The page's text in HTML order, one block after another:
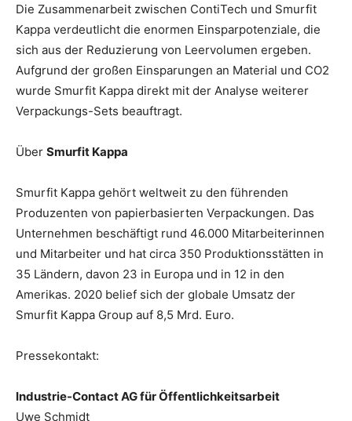
Die Zusammenarbeit zwischen ContiTech und Smurfit
Kappa verdeutlicht die enormen Einsparpotenziale, die
sich aus der Reduzierung von Leervolumen ergeben.
Aufgrund der großen Einsparungen an Material und CO2
wurde Smurfit Kappa direkt mit der Analyse weiterer
Verpackungs-Sets beauftragt.
Über Smurfit Kappa
Smurfit Kappa gehört weltweit zu den führenden
Produzenten von papierbasierten Verpackungen. Das
Unternehmen beschäftigt rund 46.000 Mitarbeiterinnen
und Mitarbeiter und hat circa 350 Produktionsstätten in
35 Ländern, davon 23 in Europa und in 12 in den
Amerikas. 2020 belief sich der globale Umsatz der
Smurfit Kappa Group auf 8,5 Mrd. Euro.
Pressekontakt:
Industrie-Contact AG für Öffentlichkeitsarbeit
Uwe Schmidt